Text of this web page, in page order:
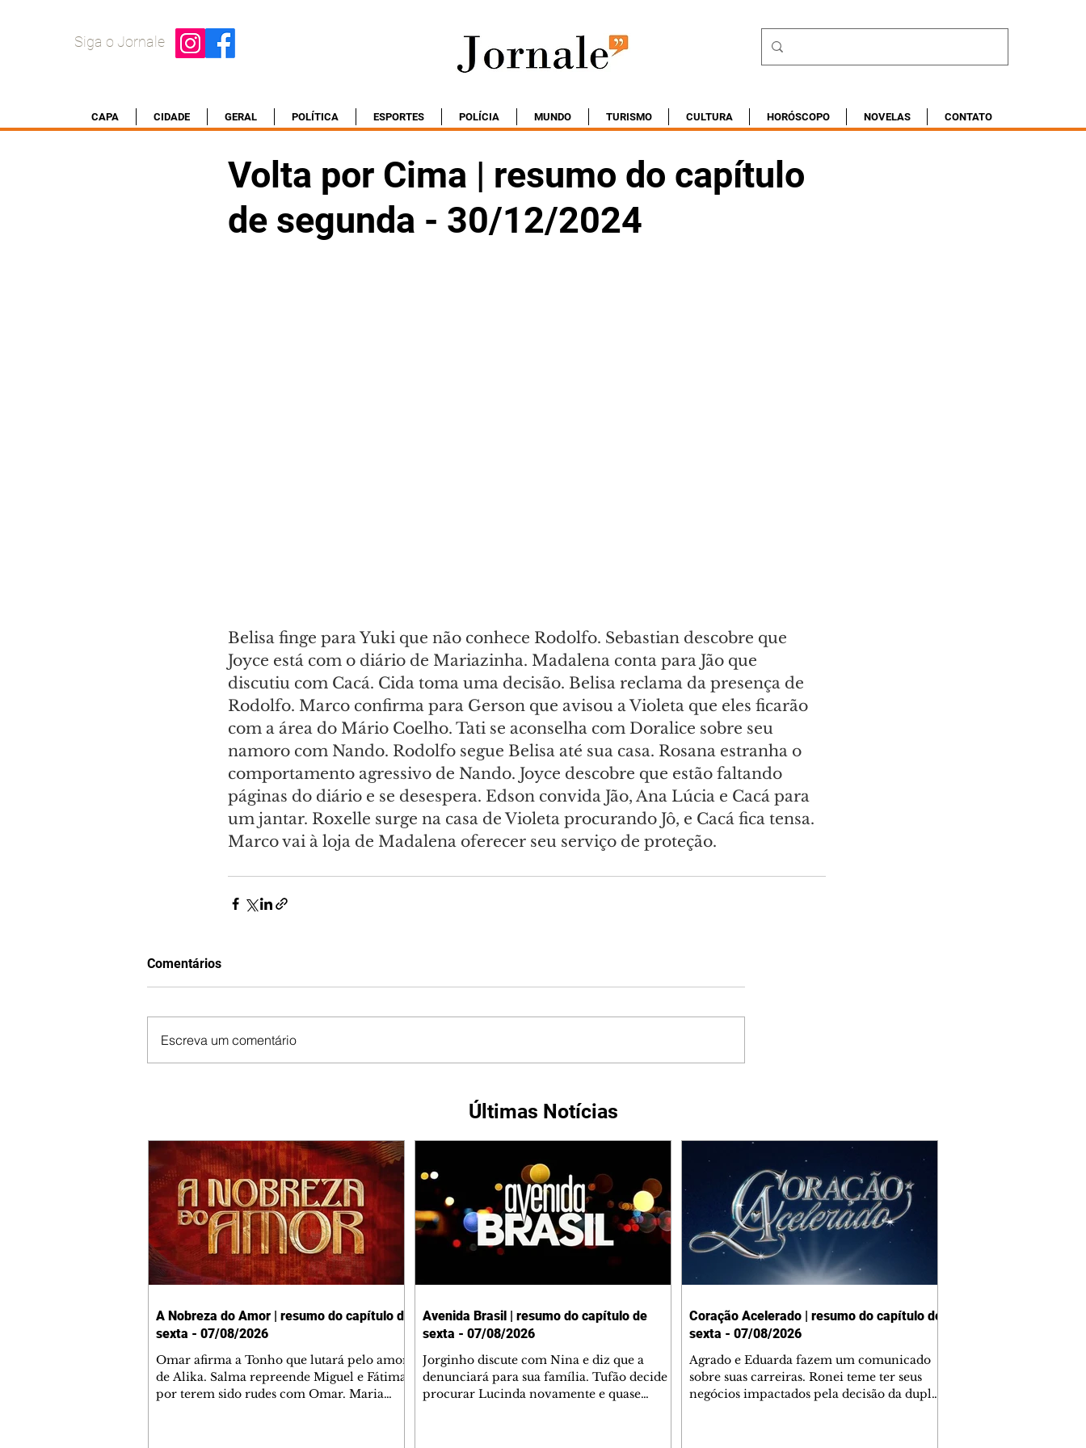
Siga o Jornale
CAPA CIDADE GERAL POLÍTICA ESPORTES POLÍCIA MUNDO TURISMO CULTURA HORÓSCOPO NOVELAS CONTATO
Volta por Cima | resumo do capítulo
de segunda - 30/12/2024
Belisa finge para Yuki que não conhece Rodolfo. Sebastian descobre que
Joyce está com o diário de Mariazinha. Madalena conta para Jão que
discutiu com Cacá. Cida toma uma decisão. Belisa reclama da presença de
Rodolfo. Marco confirma para Gerson que avisou a Violeta que eles ficarão
com a área do Mário Coelho. Tati se aconselha com Doralice sobre seu
namoro com Nando. Rodolfo segue Belisa até sua casa. Rosana estranha o
comportamento agressivo de Nando. Joyce descobre que estão faltando
páginas do diário e se desespera. Edson convida Jão, Ana Lúcia e Cacá para
um jantar. Roxelle surge na casa de Violeta procurando Jô, e Cacá fica tensa.
Marco vai à loja de Madalena oferecer seu serviço de proteção.
Comentários
Escreva um comentário
Últimas Notícias
A Nobreza do Amor | resumo do capítulo de
sexta - 07/08/2026
Omar afirma a Tonho que lutará pelo amor
de Alika. Salma repreende Miguel e Fátima
por terem sido rudes com Omar. Maria
Avenida Brasil | resumo do capítulo de
sexta - 07/08/2026
Jorginho discute com Nina e diz que a
denunciará para sua família. Tufão decide
procurar Lucinda novamente e quase
Coração Acelerado | resumo do capítulo de
sexta - 07/08/2026
Agrado e Eduarda fazem um comunicado
sobre suas carreiras. Ronei teme ter seus
negócios impactados pela decisão da dupla.